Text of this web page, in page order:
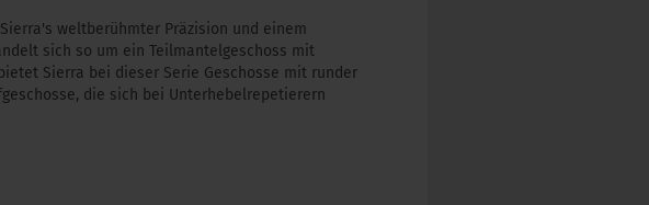
weltberühmter Präzision und einem
sich so um ein Teilmantelgeschoss mit
Sierra bei dieser Serie Geschosse mit runder
die sich bei Unterhebelrepetierern